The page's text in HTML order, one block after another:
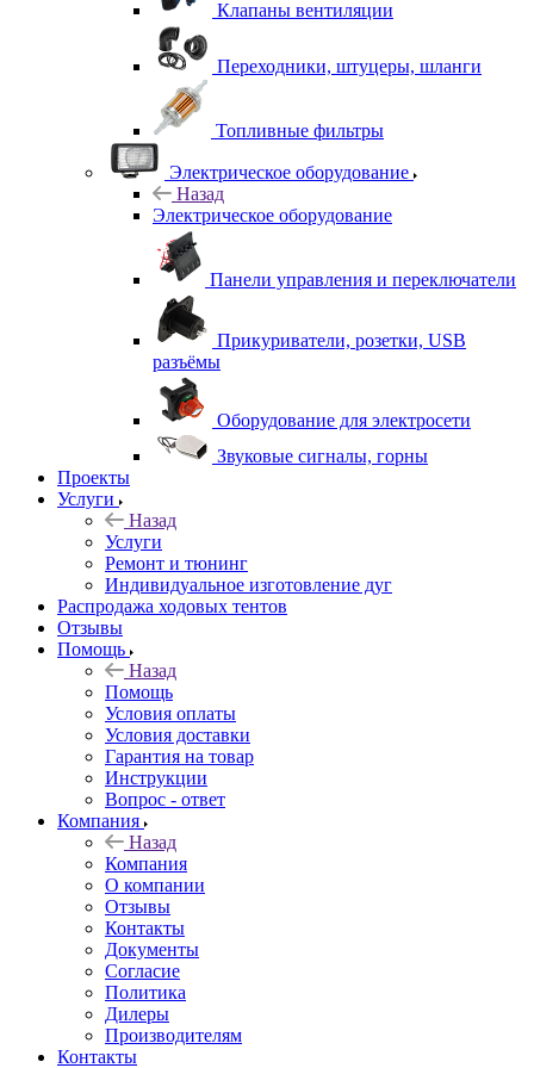
Клапаны вентиляции
Переходники, штуцеры, шланги
Топливные фильтры
Электрическое оборудование
Назад
Электрическое оборудование
Панели управления и переключатели
Прикуриватели, розетки, USB
разъёмы
Оборудование для электросети
Звуковые сигналы, горны
Проекты
Услуги
Назад
Услуги
Ремонт и тюнинг
Индивидуальное изготовление дуг
Распродажа ходовых тентов
Отзывы
Помощь
Назад
Помощь
Условия оплаты
Условия доставки
Гарантия на товар
Инструкции
Вопрос - ответ
Компания
Назад
Компания
О компании
Отзывы
Контакты
Документы
Согласие
Политика
Дилеры
Производителям
Контакты